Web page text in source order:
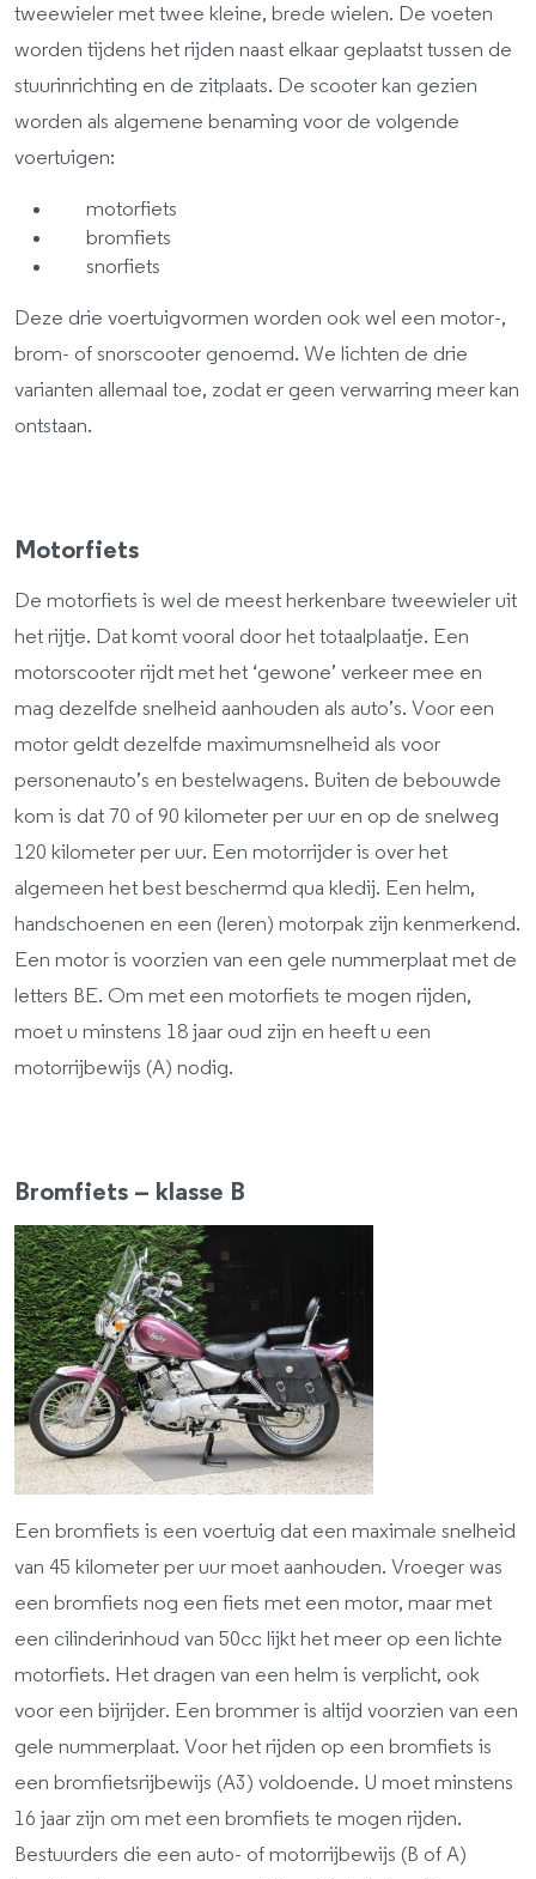
tweewieler met twee kleine, brede wielen. De voeten
worden tijdens het rijden naast elkaar geplaatst tussen de
stuurinrichting en de zitplaats. De scooter kan gezien
worden als algemene benaming voor de volgende
voertuigen:
motorfiets
bromfiets
snorfiets
Deze drie voertuigvormen worden ook wel een motor-,
brom- of snorscooter genoemd. We lichten de drie
varianten allemaal toe, zodat er geen verwarring meer kan
ontstaan.
Motorfiets
De motorfiets is wel de meest herkenbare tweewieler uit
het rijtje. Dat komt vooral door het totaalplaatje. Een
motorscooter rijdt met het ‘gewone’ verkeer mee en
mag dezelfde snelheid aanhouden als auto’s. Voor een
motor geldt dezelfde maximumsnelheid als voor
personenauto’s en bestelwagens. Buiten de bebouwde
kom is dat 70 of 90 kilometer per uur en op de snelweg
120 kilometer per uur. Een motorrijder is over het
algemeen het best beschermd qua kledij. Een helm,
handschoenen en een (leren) motorpak zijn kenmerkend.
Een motor is voorzien van een gele nummerplaat met de
letters BE. Om met een motorfiets te mogen rijden,
moet u minstens 18 jaar oud zijn en heeft u een
motorrijbewijs (A) nodig.
Bromfiets – klasse B
Een bromfiets is een voertuig dat een maximale snelheid
van 45 kilometer per uur moet aanhouden. Vroeger was
een bromfiets nog een fiets met een motor, maar met
een cilinderinhoud van 50cc lijkt het meer op een lichte
motorfiets. Het dragen van een helm is verplicht, ook
voor een bijrijder. Een brommer is altijd voorzien van een
gele nummerplaat. Voor het rijden op een bromfiets is
een bromfietsrijbewijs (A3) voldoende. U moet minstens
16 jaar zijn om met een bromfiets te mogen rijden.
Bestuurders die een auto- of motorrijbewijs (B of A)